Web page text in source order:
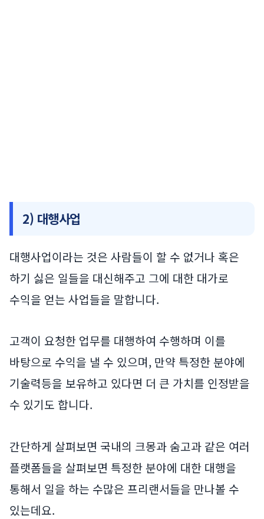
2) 대행사업
대행사업이라는 것은 사람들이 할 수 없거나 혹은
하기 싫은 일들을 대신해주고 그에 대한 대가로
수익을 얻는 사업들을 말합니다.
고객이 요청한 업무를 대행하여 수행하며 이를
바탕으로 수익을 낼 수 있으며, 만약 특정한 분야에
기술력등을 보유하고 있다면 더 큰 가치를 인정받을
수 있기도 합니다.
간단하게 살펴보면 국내의 크몽과 숨고과 같은 여러
플랫폼들을 살펴보면 특정한 분야에 대한 대행을
통해서 일을 하는 수많은 프리랜서들을 만나볼 수
있는데요.